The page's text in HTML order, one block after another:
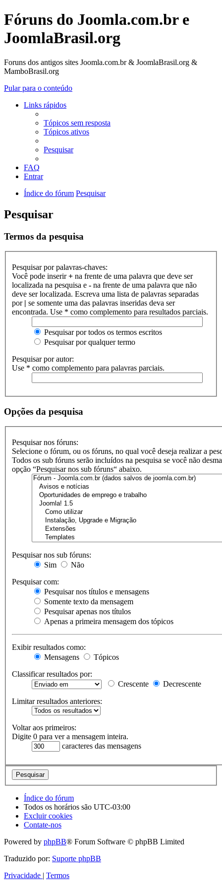
Fóruns do Joomla.com.br e
JoomlaBrasil.org
Foruns dos antigos sites Joomla.com.br & JoomlaBrasil.org &
MamboBrasil.org
Pular para o conteúdo
Links rápidos
Tópicos sem resposta
Tópicos ativos
Pesquisar
FAQ
Entrar
Índice do fórum Pesquisar
Pesquisar
Termos da pesquisa
Pesquisar por palavras-chaves:
Você pode inserir+ na frente de uma palavra que deve ser
localizada na pesquisa e - na frente de uma palavra que não
deve ser localizada. Escreva uma lista de palavras separadas
por | se somente uma das palavras inseridas deva ser
encontrada. Use * como complemento para resultados parciais.
Pesquisar por todos os termos escritos
Pesquisar por qualquer termo
Pesquisar por autor:
Use * como complemento para palavras parciais.
Opções da pesquisa
Pesquisar nos fóruns:
Selecione o fórum, ou os fóruns, no qual você deseja realizar a
Todos os sub fóruns serão incluídos na pesquisa se você não
opção “Pesquisar nos sub fóruns“ abaixo.
Pesquisar nos sub fóruns:
Sim
Não
Pesquisar com:
Pesquisar nos títulos e mensagens
Somente texto da mensagem
Pesquisar apenas nos títulos
Apenas a primeira mensagem dos tópicos
Exibir resultados como:
Mensagens
Tópicos
Classificar resultados por:
Crescente
Decrescente
Limitar resultados anteriores:
Voltar aos primeiros:
Digite 0 para ver a mensagem inteira.
caracteres das mensagens
Índice do fórum
Todos os horários são UTC-03:00
Excluir cookies
Contate-nos
Powered by phpBB® Forum Software © phpBB Limited
Traduzido por: Suporte phpBB
Privacidade | Termos